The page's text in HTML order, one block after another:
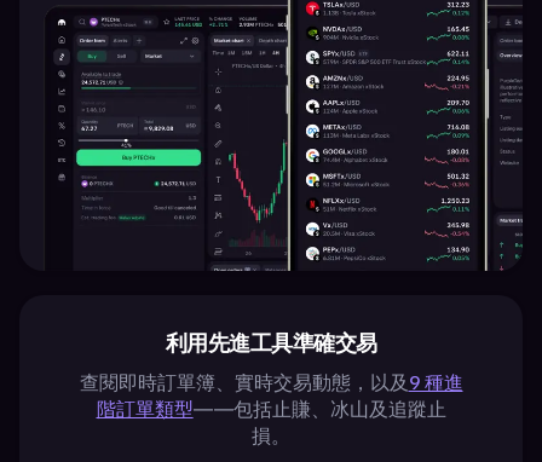
利用先進工具準確交易
查閱即時訂單簿、實時交易動態，以及9 種進
階訂單類型——包括止賺、冰山及追蹤止
損。